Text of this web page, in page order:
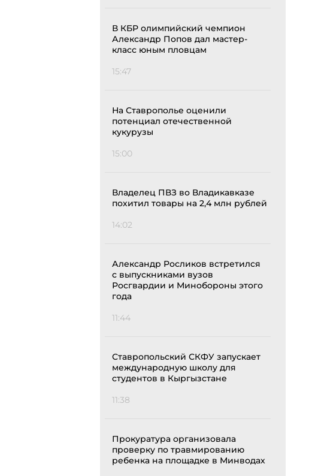
В КБР олимпийский чемпион
Александр Попов дал мастер-
класс юным пловцам
15:47
На Ставрополье оценили
потенциал отечественной
кукурузы
15:00
Владелец ПВЗ во Владикавказе
похитил товары на 2,4 млн рублей
14:02
Александр Росликов встретился
с выпускниками вузов
Росгвардии и Минобороны этого
года
11:44
Ставропольский СКФУ запускает
международную школу для
студентов в Кыргызстане
11:38
Прокуратура организовала
проверку по травмированию
ребенка на площадке в Минводах